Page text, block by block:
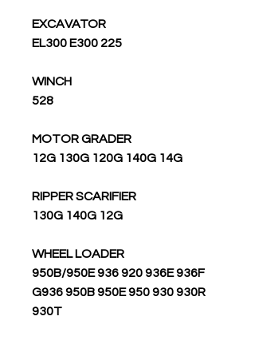
EXCAVATOR
225 EL300 E300
WINCH
528
MOTOR GRADER
12G 130G 120G 140G 14G
RIPPER SCARIFIER
130G 140G 12G
WHEEL LOADER
950B/950E 936 920 936E 936F
G936 950B 950E 950 930 930R
930T